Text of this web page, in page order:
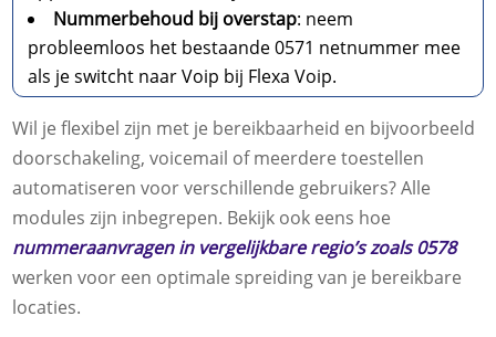
Nummerbehoud bij overstap: neem
probleemloos het bestaande 0571 netnummer mee
als je switcht naar Voip bij Flexa Voip.
Wil je flexibel zijn met je bereikbaarheid en bijvoorbeeld
doorschakeling, voicemail of meerdere toestellen
automatiseren voor verschillende gebruikers? Alle
modules zijn inbegrepen. Bekijk ook eens hoe
nummeraanvragen in vergelijkbare regio’s zoals 0578
werken voor een optimale spreiding van je bereikbare
locaties.